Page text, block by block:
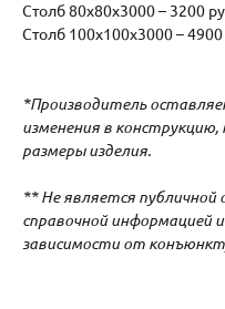
Столб 80х80х3000 – 3200
Столб 100х100х3000 – 4900
*Производитель
изменения в
размеры изделия.
** Не является
справочной информацией
зависимости от